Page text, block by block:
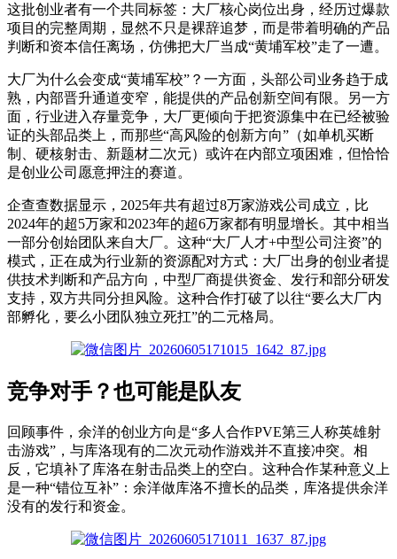
这批创业者有一个共同标签：大厂核心岗位出身，经历过爆款
项目的完整周期， 显然不只 是裸辞追梦，而是带着明确的产品
判断和资本信任离场 ， 仿佛把大厂当成“黄埔军校”走了一遭。
大厂为什么会变成“黄埔军校”？一方面，头部公司业务趋于成
熟，内部晋升通道变窄，能提供的产品创新空间有限。另一方
面，行业进入存量竞争，大厂更倾向于把资源集中在已经被验
证的头部品类上，而那些“高风险的创新方向” （如单机买断
制、硬核射击、新题材二次元） 或许在内部立项困难，但恰恰
是创业公司愿意押注的赛道。
企查查数据显示，2025年共有超过8万家游戏公司成立，比
2024年的超5万家和2023年的超6万家都有明显增长。其中相当
一部分创始团队来自大厂。 这种“大厂人才+中型公司注资”的
模式，正在成为行业新的资源配对方式 ： 大厂出身的创业者提
供技术判断和产品方向，中型厂商提供资金、发行和部分研发
支持，双方共同分担风险。这种合作打破了以往“要么大厂内
部孵化，要么小团队独立死扛”的二元格局。
竞争对手？也可能是队友
回顾事件 ， 余洋的创业方向是“多人合作PVE第三人称英雄射
击游戏”，与库洛现有的二次元动作游戏并不直接冲突。相
反，它填补了库洛在射击品类上的空白。这种合作某种意义上
是一种“错位互补”：余洋做库洛不擅长的品类，库洛提供余洋
没有的发行和资金。